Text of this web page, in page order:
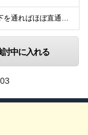
♪名古屋駅から徒歩10分♪地下を通ればほぼ直通！ 【住友生命保険相互会社 名古屋支社】 愛知県名古屋市中村区名駅南2-14-19 住友生命名古屋ビル 14階：中川新栄支部 19階：名古屋支部 ※上記
討中に入れる